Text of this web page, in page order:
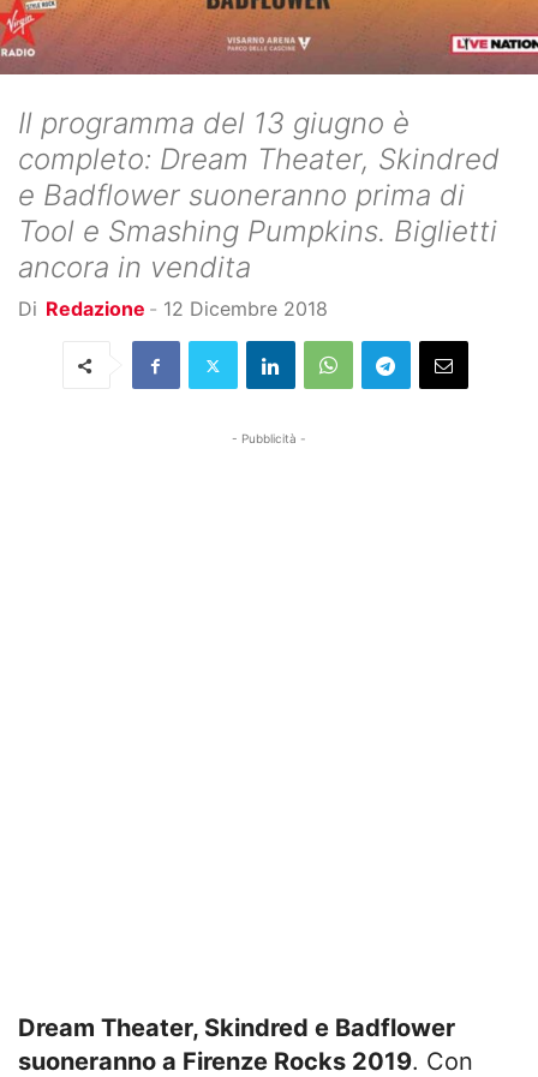
Il programma del 13 giugno è
completo: Dream Theater, Skindred
e Badflower suoneranno prima di
Tool e Smashing Pumpkins. Biglietti
ancora in vendita
Di Redazione - 12 Dicembre 2018
- Pubblicità -
Dream Theater, Skindred e Badflower
suoneranno a Firenze Rocks 2019. Con